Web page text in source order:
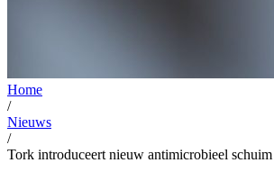
Home
/
Nieuws
/
Tork introduceert nieuw antimicrobieel schuim